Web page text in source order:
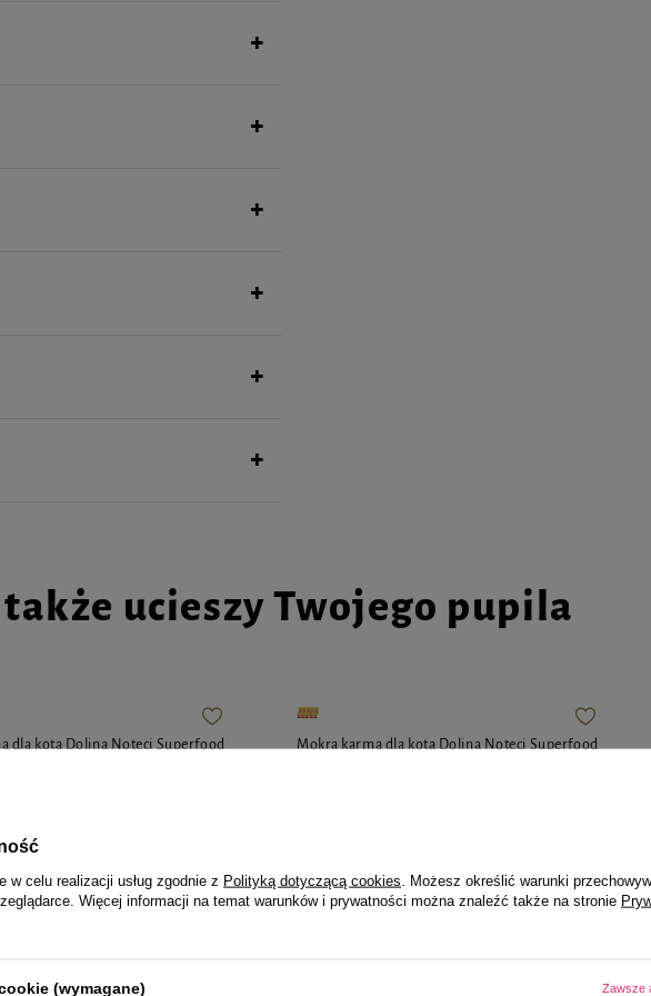
także ucieszy Twojego pupila
dla kota Dolina Noteci Superfood
74,71 zł / kg
Mokra karma dla kota Dolina Noteci Superfood
63,50 zł 74,71 zł / kg
celu realizacji usług zgodnie z Polityką dotyczącą cookies . Możesz określić warunki
Więcej informacji na temat warunków i prywatności można znaleźć także na stronie
(wymagane) Zawsze